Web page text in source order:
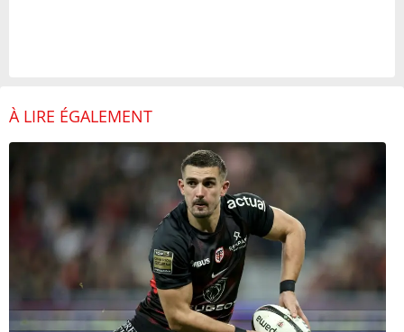
À LIRE ÉGALEMENT